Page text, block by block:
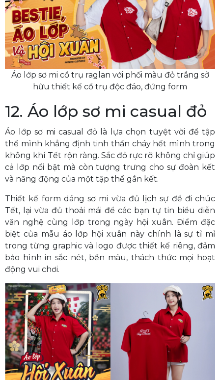
Áo lớp sơ mi cổ trụ raglan với phối màu đỏ trắng sở
hữu thiết kế cổ trụ độc đáo, đứng form
12. Áo lớp sơ mi casual đỏ
Áo lớp sơ mi casual đỏ là lựa chọn tuyệt vời để tập
thể mình khẳng định tinh thần cháy hết mình trong
không khí Tết rộn ràng. Sắc đỏ rực rỡ không chỉ giúp
cả lớp nổi bật mà còn tượng trưng cho sự đoàn kết
và năng động của một tập thể gắn kết.
Thiết kế form dáng sơ mi vừa đủ lịch sự để đi chúc
Tết, lại vừa đủ thoải mái để các bạn tự tin biểu diễn
văn nghệ cùng lớp trong ngày hội xuân. Điểm đặc
biệt của mẫu áo lớp hội xuân này chính là sự tỉ mỉ
trong từng graphic và logo được thiết kế riêng, đảm
bảo hình in sắc nét, bền màu, thách thức mọi hoạt
động vui chơi.